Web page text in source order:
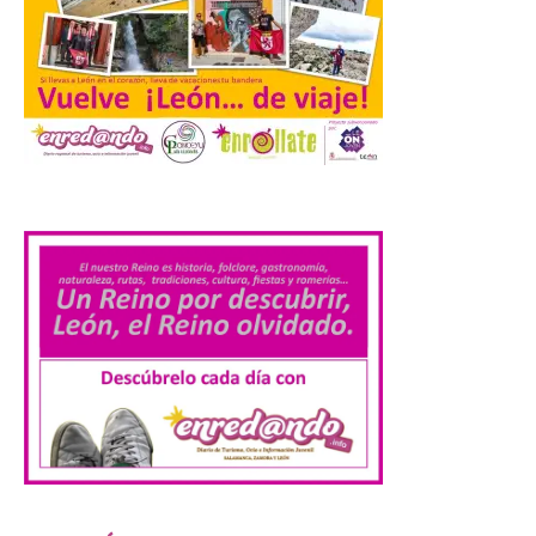
El Ayuntamiento de
Cabrillanes analizará,
conforme a la legalidad, la
solicitud para la
celebración del Iberia
Eclipse Festival
Durante la mañana de ayer
miércoles ha sido
registrada en el
solicitud relacionada con
la celebración de este evento. Ante las
informaciones aparecidas en distintos
medios de comunicación sobre la posible
celebración del denominado Iberia
Eclipse Festival en […]